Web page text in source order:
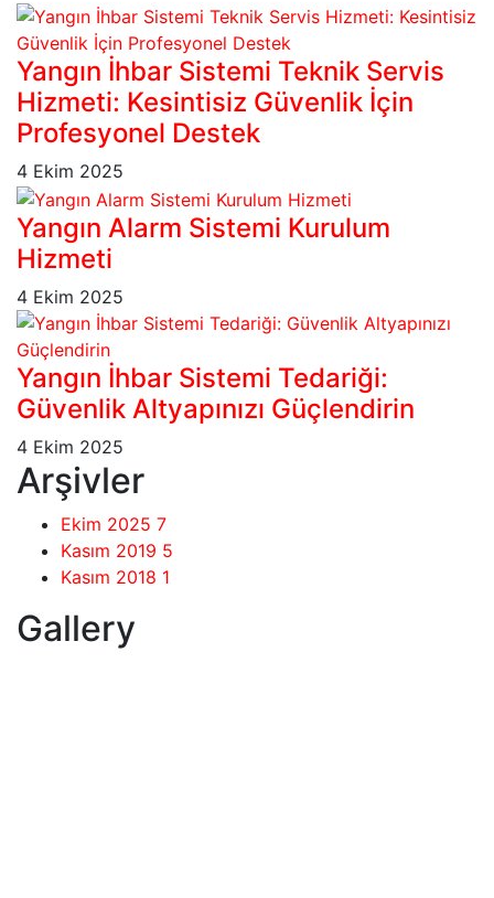
Yangın İhbar Sistemi Teknik Servis
Hizmeti: Kesintisiz Güvenlik İçin
Profesyonel Destek
4 Ekim 2025
Yangın Alarm Sistemi Kurulum
Hizmeti
4 Ekim 2025
Yangın İhbar Sistemi Tedariği:
Güvenlik Altyapınızı Güçlendirin
4 Ekim 2025
Arşivler
Ekim 2025 7
Kasım 2019 5
Kasım 2018 1
Gallery